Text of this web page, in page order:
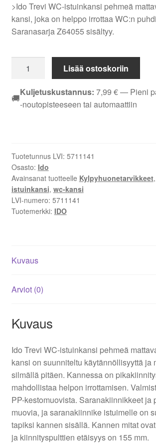
>Ido Trevi WC-istuinkansi pehmeä
kansi, joka on helppo irrottaa WC:n
Saranasarja Z64055 sisältyy.
Trevi
WC-
istuinkansi
Lisää ostoskoriin
🚚Kuljetuskustannus: 7,99 €— Pieni
-noutopisteeseen tai automaattiin
Tuotetunnus LVI: 5711141
Osasto: Ido
Avainsanat tuotteelle Kylpyhuonetarvikkeet,
istuinkansi, wc-kansi
LVI-numero: 5711141
Tuotemerkki: IDO
Kuvaus
Arviot (0)
Kuvaus
Ido Trevi WC-istuinkansi pehmeä
kansi on suunniteltu käytännöllisyyttä ja
silmällä pitäen. Kannessa on
mahdollistaa helpon irrottamisen.
PP-kestomuovista. Saranakiinnikkeet ja
muovia, ja saranakiinnike istuimelle on
tapiksi kannen sisällä. Kannen mitat
ja kiinnityspulttien etäisyys on 155 mm.